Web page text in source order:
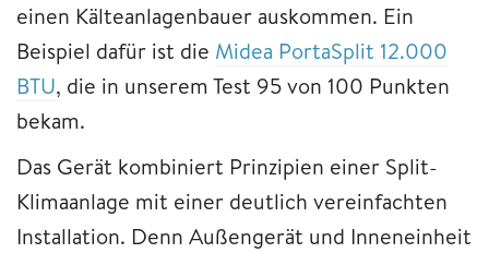
einen Kälteanlagenbauer auskommen. Ein
Beispiel dafür ist die Midea PortaSplit 12.000
BTU, die in unserem Test 95 von 100 Punkten
bekam.
Das Gerät kombiniert Prinzipien einer Split-
Klimaanlage mit einer deutlich vereinfachten
Installation. Denn Außengerät und Inneneinheit